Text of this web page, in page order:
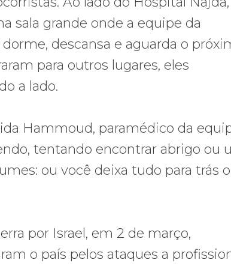
sala grande onde a equipe da
descansa e aguarda o
para outros lugares, eles
a lado.
Hammoud, paramédico da
tentando encontrar abrigo ou
ou você deixa tudo para trás
por Israel, em 2 de março,
o país pelos ataques a